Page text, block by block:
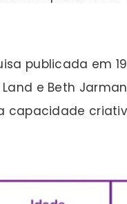
publicada em
e Beth
capacidade